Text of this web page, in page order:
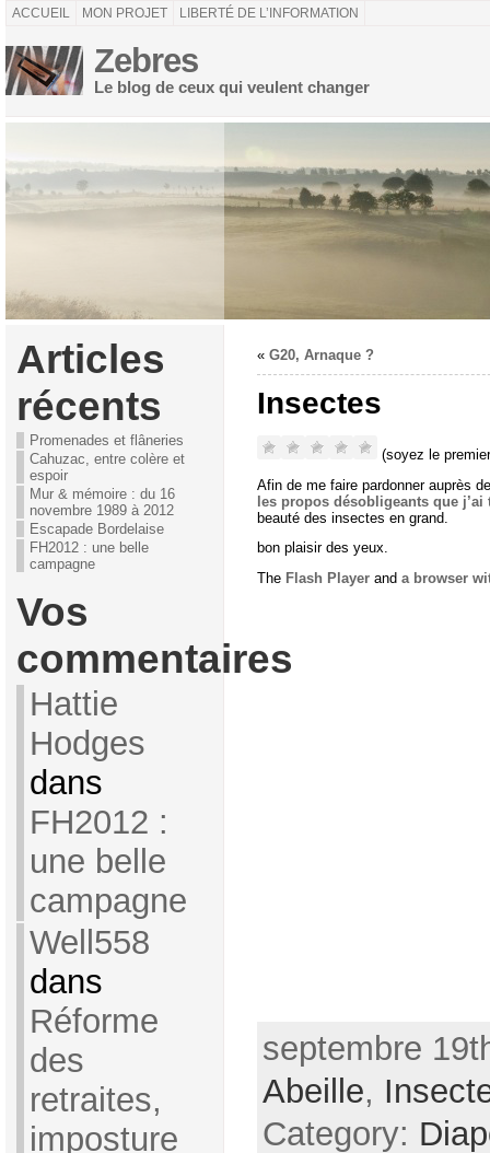
ACCUEIL MON PROJET LIBERTÉ DE L’INFORMATION
Zebres
Le blog de ceux qui veulent changer
Articles
récents
Promenades et flâneries
Cahuzac, entre colère et
espoir
Mur & mémoire : du 16
novembre 1989 à 2012
Escapade Bordelaise
FH2012 : une belle
campagne
Vos
commentaires
Hattie
Hodges
dans
FH2012 :
une belle
campagne
Well558
dans
Réforme
des
retraites,
imposture
« G20, Arnaque ?
Insectes
(soyez le
Afin de me faire pardonner auprès
les propos désobligeants que j’ai
beauté des insectes en grand.
bon plaisir des yeux.
The Flash Playerand a browser
septembre
Abeille,
Category: